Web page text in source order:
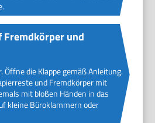
und
Öffne die Klappe gemäß Anleitung.
und Fremdkörper mit
mit bloßen Händen in das
kleine Büroklammern oder